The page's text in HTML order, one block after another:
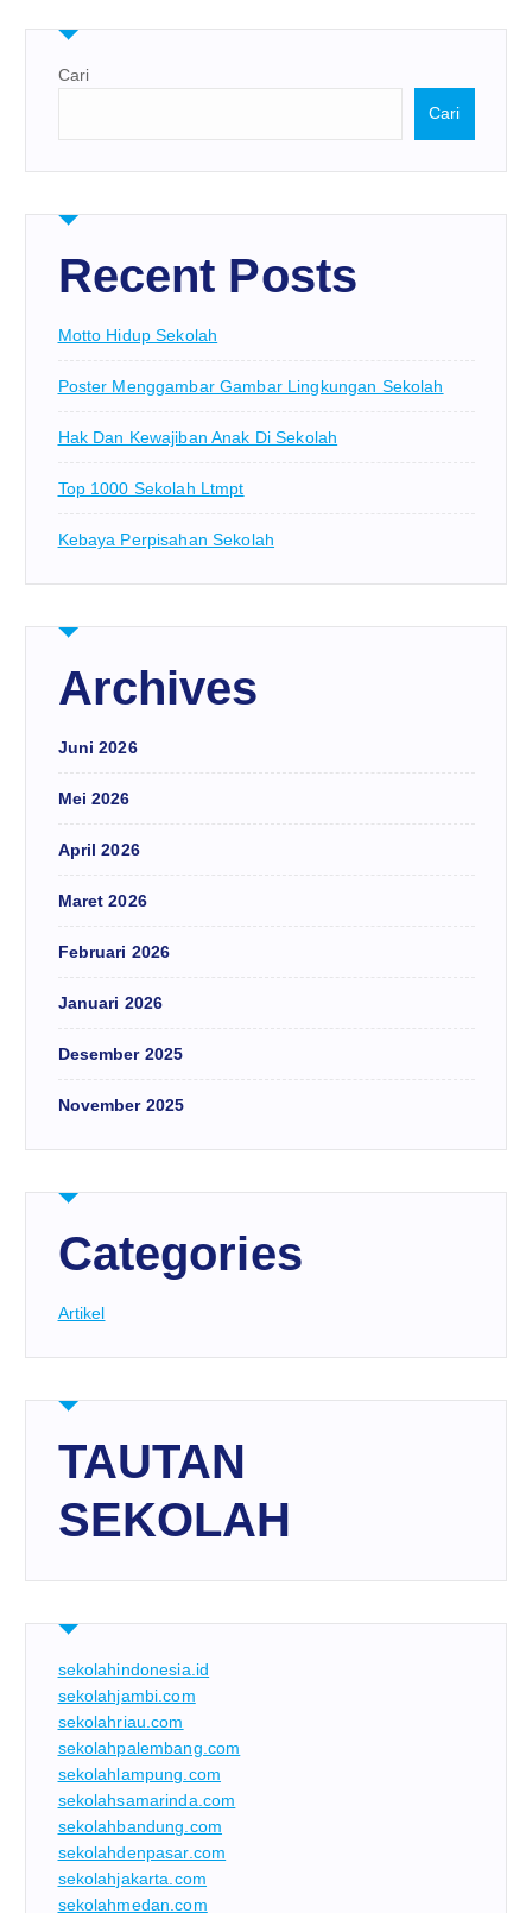
Cari
Cari
Recent Posts
Motto Hidup Sekolah
Poster Menggambar Gambar Lingkungan Sekolah
Hak Dan Kewajiban Anak Di Sekolah
Top 1000 Sekolah Ltmpt
Kebaya Perpisahan Sekolah
Archives
Juni 2026
Mei 2026
April 2026
Maret 2026
Februari 2026
Januari 2026
Desember 2025
November 2025
Categories
Artikel
TAUTAN
SEKOLAH
sekolahindonesia.id
sekolahjambi.com
sekolahriau.com
sekolahpalembang.com
sekolahlampung.com
sekolahsamarinda.com
sekolahbandung.com
sekolahdenpasar.com
sekolahjakarta.com
sekolahmedan.com